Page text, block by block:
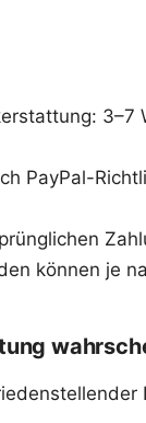
3–7
PayPal-
können je